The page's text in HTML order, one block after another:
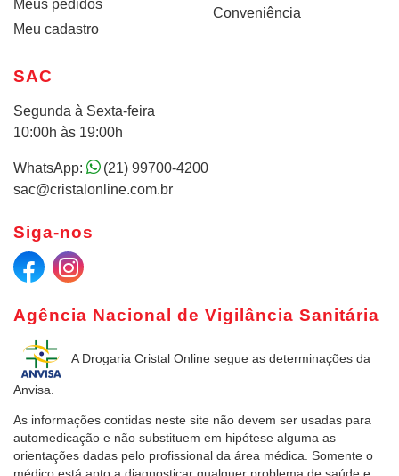
Meus pedidos
Meu cadastro
Conveniência
Agência Nacional de Vigilância Sanitária
A Drogaria Cristal Online segue as determinações da
Anvisa.
As informações contidas neste site não devem ser usadas para
automedicação e não substituem em hipótese alguma as
orientações dadas pelo profissional da área médica. Somente o
SAC
Segunda à Sexta-feira
10:00h às 19:00h
WhatsApp:
(21) 99700-4200
sac@cristalonline.com.br
Siga-nos